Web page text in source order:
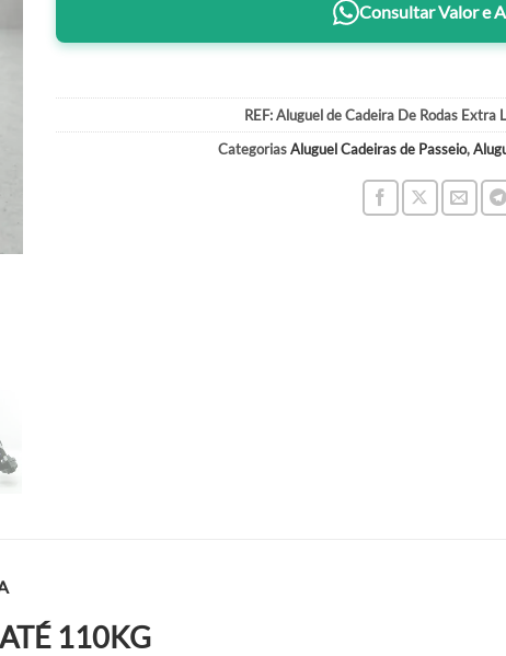
Consultar Valor e
REF:Aluguel de Cadeira De Rodas
CategoriasAluguel Cadeiras de Passeio,
110KG